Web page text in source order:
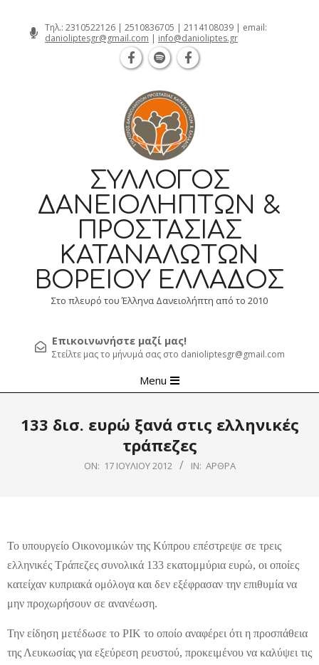
Τηλ.: 2310522126 | 2510836705 | 2114108039 | email:
danioliptesgr@gmail.com | info@danioliptes.gr
ΣΎΛΛΟΓΟΣ
ΔΑΝΕΙΟΛΗΠΤΏΝ &
ΠΡΟΣΤΑΣΊΑΣ
ΚΑΤΑΝΑΛΩΤΏΝ
ΒΟΡΕΊΟΥ ΕΛΛΆΔΟΣ
Στο πλευρό του Έλληνα Δανειολήπτη από το 2010
Επικοινωνήστε μαζί μας!
Στείλτε μας το μήνυμά σας στο danioliptesgr@gmail.com
Navigation
Menu
133 δισ. ευρώ ξανά στις ελληνικές
τράπεζες
ON: 17 ΙΟΥΛΊΟΥ 2012 IN: ΆΡΘΡΑ
Το υπουργείο Οικονομικών της Κύπρου επέστρεψε σε τρεις
ελληνικές Τράπεζες συνολικά 133 εκατομμύρια ευρώ, οι οποίες
κατείχαν κυπριακά ομόλογα και δεν εξέφρασαν την επιθυμία να
μην προχωρήσουν σε ανανέωση.
Την είδηση μετέδωσε το ΡΙΚ το οποίο αναφέρει ότι η προσπάθεια
της Λευκωσίας για εξεύρεση ρευστού, προκειμένου να καλύψει τις